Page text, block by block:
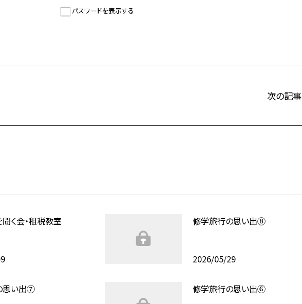
パスワードを表示する
次の記事
く会・租税教室 修学旅行の思い出⑧
2026/05/29
思い出⑦ 修学旅行の思い出⑥